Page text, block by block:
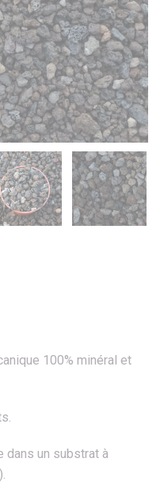
100% minéral et
dans un substrat à